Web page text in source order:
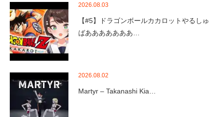
2026.08.03
【#5】ドラゴンボールカカロットやるしゅ
ばあああああああ…
2026.08.02
Martyr – Takanashi Kia…